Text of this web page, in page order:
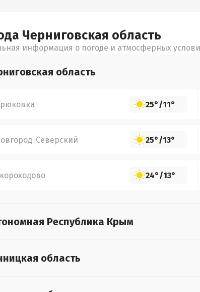
Черниговская область
информация о погоде и атмосферных
область
25°/11°
Северский 25°/13°
24°/13°
Республика Крым
область